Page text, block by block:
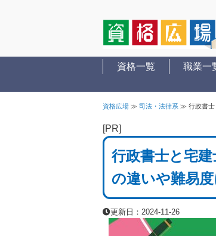
資格一覧 職業一
資格広場 ≫ 司法・法律系 ≫ 行政書
[PR]
行政書士と宅
の違いや難易
更新日：2024-11-26